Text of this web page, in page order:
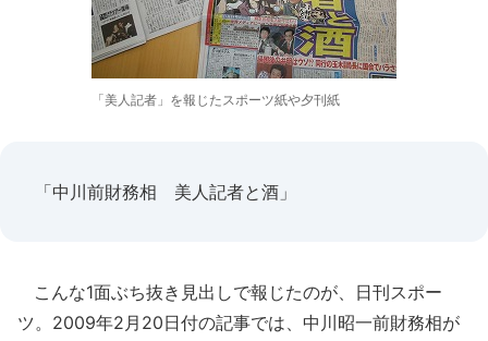
「美人記者」を報じたスポーツ紙や夕刊紙
「中川前財務相 美人記者と酒」
こんな1面ぶち抜き見出しで報じたのが、日刊スポー
ツ。2009年2月20日付の記事では、中川昭一前財務相が